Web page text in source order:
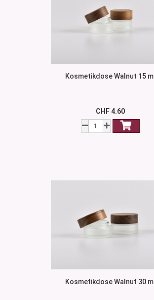
Kosmetikdose Walnut 15 ml
CHF 4.60
Kosmetikdose Walnut 30 ml